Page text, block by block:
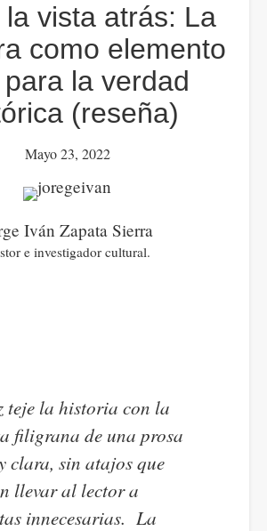
la vista atrás: La
como elemento
la verdad
(reseña)
Mayo 23, 2022
Iván Zapata Sierra
e investigador cultural.
teje la historia con la
filigrana de una prosa
clara, sin atajos que
llevar al lector a
innecesarias. La